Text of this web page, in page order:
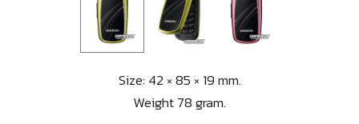
Size: 42 × 85 × 19 mm.
Weight 78 gram.